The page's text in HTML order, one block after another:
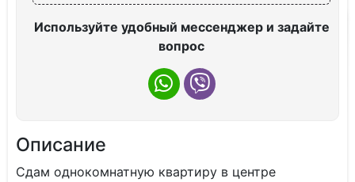
Используйте удобный мессенджер и задайте
вопрос
Описание
Сдам однокомнатную квартиру в центре